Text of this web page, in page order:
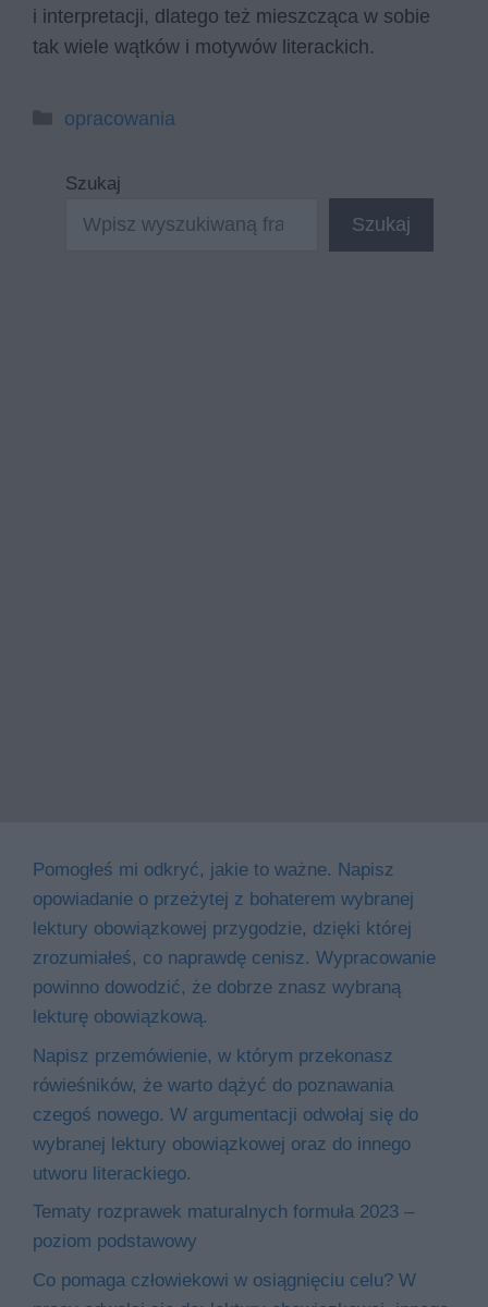
i interpretacji, dlatego też mieszcząca w sobie
tak wiele wątków i motywów literackich.
Kategorie
opracowania
Szukaj
Szukaj
Pomogłeś mi odkryć, jakie to ważne. Napisz
opowiadanie o przeżytej z bohaterem wybranej
lektury obowiązkowej przygodzie, dzięki której
zrozumiałeś, co naprawdę cenisz. Wypracowanie
powinno dowodzić, że dobrze znasz wybraną
lekturę obowiązkową.
Napisz przemówienie, w którym przekonasz
rówieśników, że warto dążyć do poznawania
czegoś nowego. W argumentacji odwołaj się do
wybranej lektury obowiązkowej oraz do innego
utworu literackiego.
Tematy rozprawek maturalnych formuła 2023 –
poziom podstawowy
Co pomaga człowiekowi w osiągnięciu celu? W